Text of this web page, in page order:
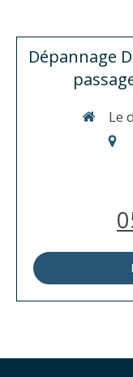
Dépannage
Le